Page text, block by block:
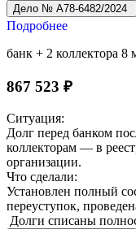
Дело № А78-6482/2024
Подробнее
банк + 2 коллектора 8
867 523 ₽
Ситуация:
Долг перед банком
коллекторам — в
организации.
Что сделали:
Установлен полный
переуступок,
Долги списаны